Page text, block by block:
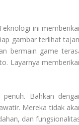
ini
gambar terlihat
bermain game
Layarnya
Bahkan
Mereka tidak
dan